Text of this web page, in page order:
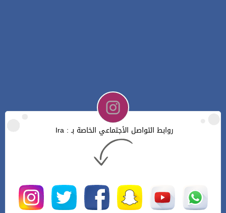
روابط التواصل الأجتماعي الخاصة بـ : Ira